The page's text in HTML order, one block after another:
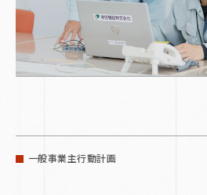
一般事業主行動計画